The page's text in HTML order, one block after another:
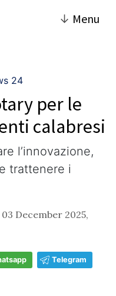
↓ Menu
24
per le
calabresi
l’innovazione,
trattenere i
03 December 2025,
Telegram